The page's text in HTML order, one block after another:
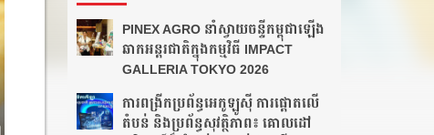
PINEX AGRO នាំ​ស្វាយចន្ទី​កម្ពុជា​ឡើង​
ឆាក​អន្តរជាតិ​​ក្នុង​កម្មវិធី​ IMPACT
GALLERIA TOKYO 2026
ការពង្រីកប្រព័ន្ធអេកូឡូស៊ី ការផ្តោតលើ
តំបន់ និងប្រព័ន្ធសុវត្ថិភាព៖ គោលដៅ